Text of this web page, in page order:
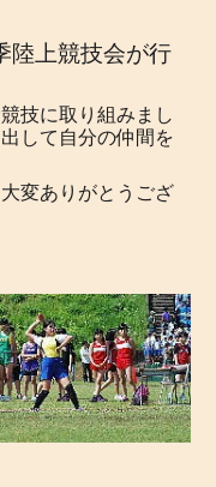
陸上競技会が行
技に取り組みまし
して自分の仲間を
変ありがとうござ